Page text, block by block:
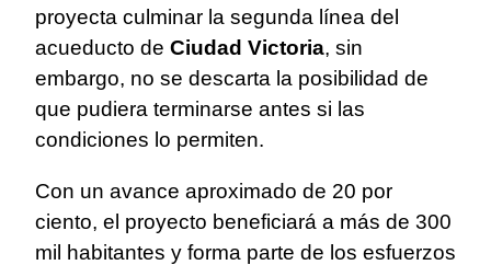
proyecta culminar la segunda línea del
acueducto de Ciudad Victoria, sin
embargo, no se descarta la posibilidad de
que pudiera terminarse antes si las
condiciones lo permiten.
Con un avance aproximado de 20 por
ciento, el proyecto beneficiará a más de 300
mil habitantes y forma parte de los esfuerzos